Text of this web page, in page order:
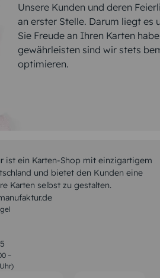
Unsere Kunden und deren
an erster Stelle. Darum liegt es
Sie Freude an Ihren Karten
gewährleisten sind wir stets
optimieren.
ist ein Karten-Shop mit einzigartigem
und bietet den Kunden eine
Karten selbst zu gestalten.
–